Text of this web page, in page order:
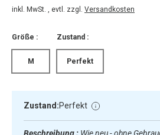
inkl. MwSt. , evtl. zzgl. Versandkosten
Größe :
M
Zustand :
Perfekt
Zustand:Perfekt